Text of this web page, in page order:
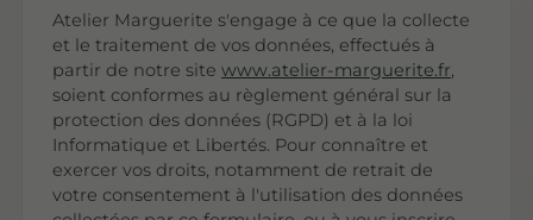
Atelier Marguerite s'engage à ce que la collecte
et le traitement de vos données, effectués à
partir de notre sitewww.atelier-marguerite.fr,
soient conformes au règlement général sur la
protection des données (RGPD) et à la loi
Informatique et Libertés. Pour connaître et
exercer vos droits, notamment de retrait de
votre consentement à l'utilisation des données